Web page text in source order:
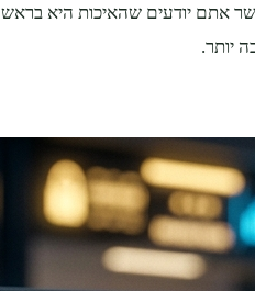
אתם יודעים שהאיכות היא בראש
יותר.